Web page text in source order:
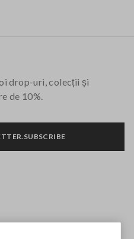
drop-uri, colecții și
de 10%.